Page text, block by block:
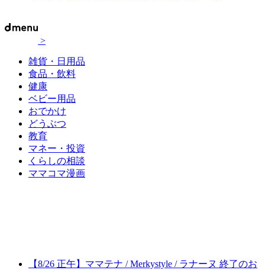
>
雑貨・日用品
食品・飲料
健康
ベビー用品
おでかけ
どうぶつ
教育
マネー・投資
くらしの相談
ママコマ漫画
【8/26 正午】ママテナ / Merkystyle / ラナーヌ 終了のお